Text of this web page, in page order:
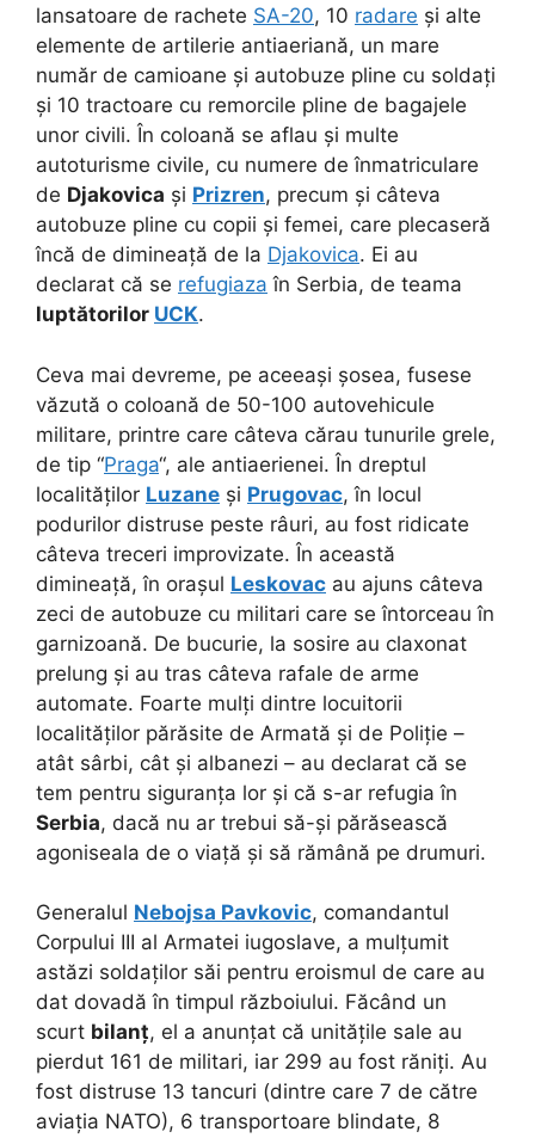
lansatoare de rachete SA-20, 10 radare și alte
elemente de artilerie antiaeriană, un mare
număr de camioane și autobuze pline cu soldați
și 10 tractoare cu remorcile pline de bagajele
unor civili. În coloană se aflau și multe
autoturisme civile, cu numere de înmatriculare
de Djakovica și Prizren, precum și câteva
autobuze pline cu copii și femei, care plecaseră
încă de dimineață de la Djakovica. Ei au
declarat că se refugiaza în Serbia, de teama
luptătorilor UCK.
Ceva mai devreme, pe aceeași șosea, fusese
văzută o coloană de 50-100 autovehicule
militare, printre care câteva cărau tunurile grele,
de tip “Praga“, ale antiaerienei. În dreptul
localităților Luzane și Prugovac, în locul
podurilor distruse peste râuri, au fost ridicate
câteva treceri improvizate. În această
dimineață, în orașul Leskovac au ajuns câteva
zeci de autobuze cu militari care se întorceau în
garnizoană. De bucurie, la sosire au claxonat
prelung și au tras câteva rafale de arme
automate. Foarte mulți dintre locuitorii
localităților părăsite de Armată și de Poliție –
atât sârbi, cât și albanezi – au declarat că se
tem pentru siguranța lor și că s-ar refugia în
Serbia, dacă nu ar trebui să-și părăsească
agoniseala de o viață și să rămână pe drumuri.
Generalul Nebojsa Pavkovic, comandantul
Corpului III al Armatei iugoslave, a mulțumit
astăzi soldaților săi pentru eroismul de care au
dat dovadă în timpul războiului. Făcând un
scurt bilanț, el a anunțat că unitățile sale au
pierdut 161 de militari, iar 299 au fost răniți. Au
fost distruse 13 tancuri (dintre care 7 de către
aviația NATO), 6 transportoare blindate, 8